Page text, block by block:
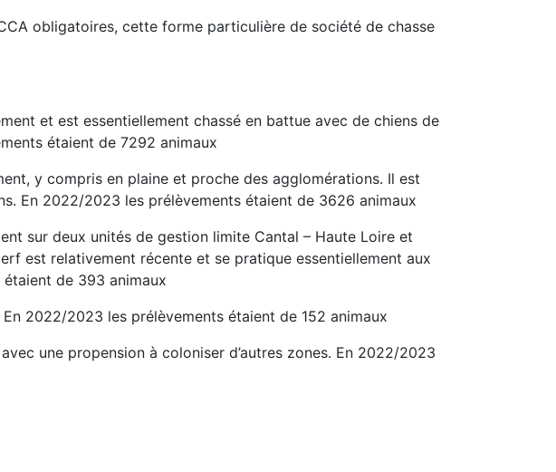
obligatoires, cette forme particulière de société de chasse
et est essentiellement chassé en battue avec de chiens de
étaient de 7292 animaux
y compris en plaine et proche des agglomérations. Il est
En 2022/2023 les prélèvements étaient de 3626 animaux
sur deux unités de gestion limite Cantal – Haute Loire et
est relativement récente et se pratique essentiellement aux
de 393 animaux
2022/2023 les prélèvements étaient de 152 animaux
une propension à coloniser d’autres zones. En 2022/2023